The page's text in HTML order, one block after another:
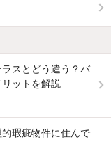
スとどう違う？バ
ットを解説
瑕疵物件に住んで